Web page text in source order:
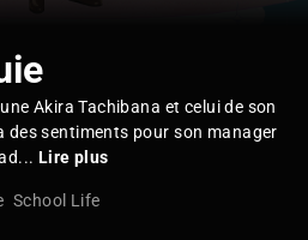
Akira Tachibana et celui de son
des sentiments pour son manager
Lire plus
School Life